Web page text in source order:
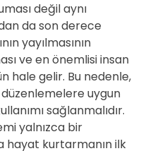
değil aynı
da son derece
yayılmasının
ve en önemlisi insan
hale gelir. Bu nedenle,
uygun
sağlanmalıdır.
yalnızca bir
hayat kurtarmanın ilk